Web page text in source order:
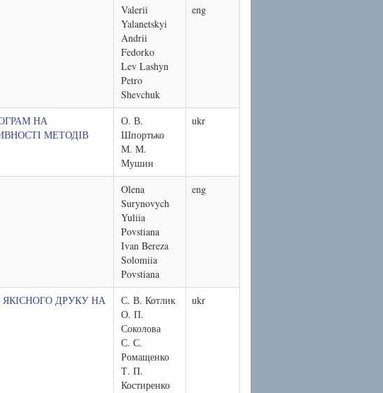
Valerii
Yalanetskyi
Andrii
Fedorko
Lev Lashyn
Petro
Shevchuk
eng
НА
МЕТОДІВ
О. В.
Шпортько
М. М.
Мушин
ukr
Olena
Surynovych
Yuliia
Povstiana
Ivan Bereza
Solomiia
Povstiana
eng
ДРУКУ НА
С. В. Котлик
О. П.
Соколова
С. С.
Ромащенко
Т. П.
Костиренко
ukr